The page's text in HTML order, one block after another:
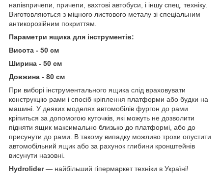
напівпричепи, причепи, вахтові автобуси, і іншу спец. техніку.
Виготовляються з міцного листового металу зі спеціальним
антикорозійним покриттям.
Параметри ящика для інструментів:
Висота - 50 см
Ширина - 50 см
Довжина - 80 см
При виборі інструментального ящика слід враховувати
конструкцію рами і спосіб кріплення платформи або будки на
машині. У деяких моделях автомобілів фургон до рами
кріпиться за допомогою куточків, які можуть не дозволити
підняти ящик максимально близько до платформі, або до
присунути до рами. В такому випадку можливо трохи опустити
автомобільний ящик або за рахунок глибини кронштейнів
висунути назовні.
Hydrolider— найбільший гіпермаркет техніки в Україні!